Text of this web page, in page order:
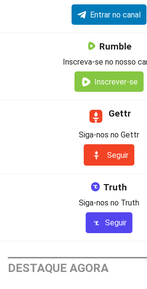
Entrar no canal
Rumble
Inscreva-se no nosso
Inscrever-se
Gettr
Siga-nos no Gettr
Seguir
Truth
Siga-nos no Truth
Seguir
DESTAQUE AGORA